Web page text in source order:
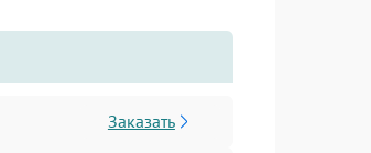
Заказать